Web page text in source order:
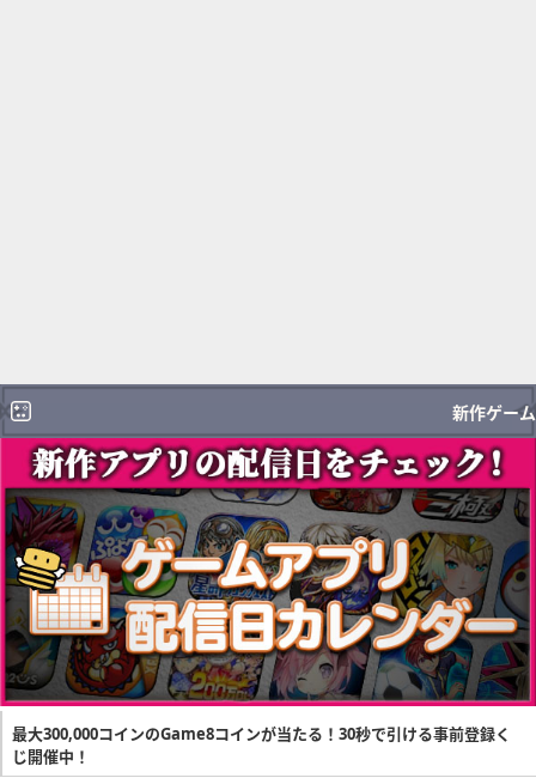
新作ゲーム
最大300,000コインのGame8コインが当たる！30秒で引ける事前登録く
じ開催中！